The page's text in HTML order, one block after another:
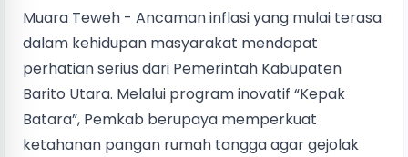
Muara Teweh - Ancaman inflasi yang mulai terasa
dalam kehidupan masyarakat mendapat
perhatian serius dari Pemerintah Kabupaten
Barito Utara. Melalui program inovatif “Kepak
Batara”, Pemkab berupaya memperkuat
ketahanan pangan rumah tangga agar gejolak